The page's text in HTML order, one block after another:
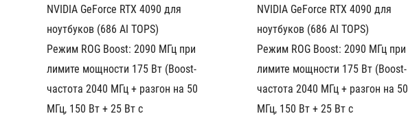
NVIDIA GeForce RTX 4090 для
ноутбуков (686 AI TOPS)
Режим ROG Boost: 2090 МГц при
лимите мощности 175 Вт (Boost-
частота 2040 МГц + разгон на 50
МГц, 150 Вт + 25 Вт с
NVIDIA GeForce RTX 4090 для
ноутбуков (686 AI TOPS)
Режим ROG Boost: 2090 МГц при
лимите мощности 175 Вт (Boost-
частота 2040 МГц + разгон на 50
МГц, 150 Вт + 25 Вт с